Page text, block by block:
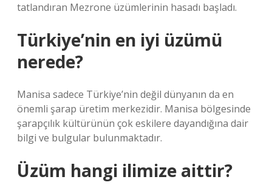
tatlandıran Mezrone üzümlerinin hasadı başladı.
Türkiye’nin en iyi üzümü
nerede?
Manisa sadece Türkiye’nin değil dünyanın da en
önemli şarap üretim merkezidir. Manisa bölgesinde
şarapçılık kültürünün çok eskilere dayandığına dair
bilgi ve bulgular bulunmaktadır.
Üzüm hangi ilimize aittir?